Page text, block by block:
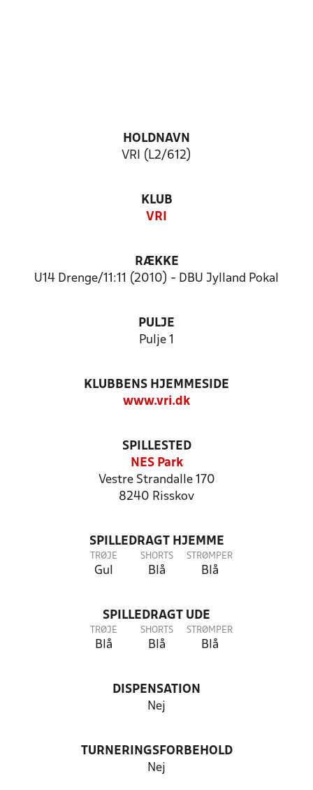
HOLDNAVN
VRI (L2/612)
KLUB
VRI
RÆKKE
U14 Drenge/11:11 (2010) - DBU Jylland Pokal
PULJE
Pulje 1
KLUBBENS HJEMMESIDE
www.vri.dk
SPILLESTED
NES Park
Vestre Strandalle 170
8240 Risskov
SPILLEDRAGT HJEMME
TRØJE
Gul
SHORTS
Blå
STRØMPER
Blå
SPILLEDRAGT UDE
TRØJE
Blå
SHORTS
Blå
STRØMPER
Blå
DISPENSATION
Nej
TURNERINGSFORBEHOLD
Nej